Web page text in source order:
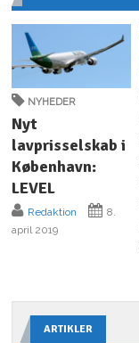
NYHEDER
Nyt
lavprisselskab i
København:
LEVEL
Redaktion
8.
april 2019
ARTIKLER